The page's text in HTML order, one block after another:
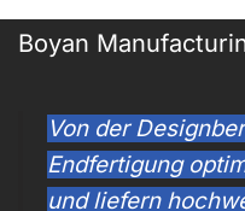
Boyan
Von der
Endfertigung
und liefern